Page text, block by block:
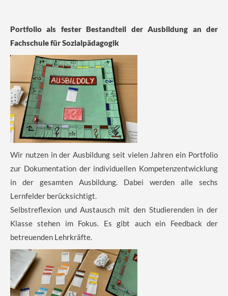
Portfolio als fester Bestandteil der Ausbildung an der
Fachschule für Sozialpädagogik
Wir nutzen in der Ausbildung seit vielen Jahren ein Portfolio
zur Dokumentation der individuellen Kompetenzentwicklung
in der gesamten Ausbildung. Dabei werden alle sechs
Lernfelder berücksichtigt.
Selbstreflexion und Austausch mit den Studierenden in der
Klasse stehen im Fokus. Es gibt auch ein Feedback der
betreuenden Lehrkräfte.